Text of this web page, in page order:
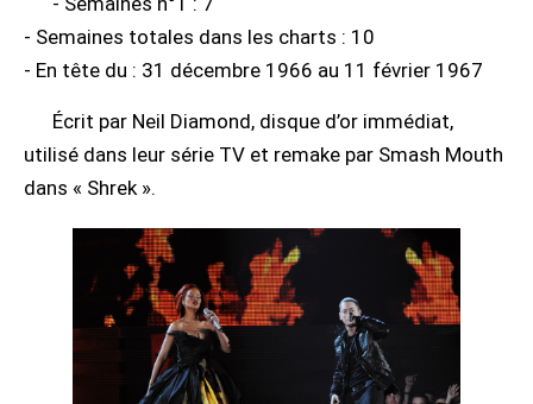
- Semaines totales dans les charts : 10
- En tête du : 31 décembre 1966 au 11 février 1967
Écrit par Neil Diamond, disque d’or immédiat,
utilisé dans leur série TV et remake par Smash Mouth
dans « Shrek ».